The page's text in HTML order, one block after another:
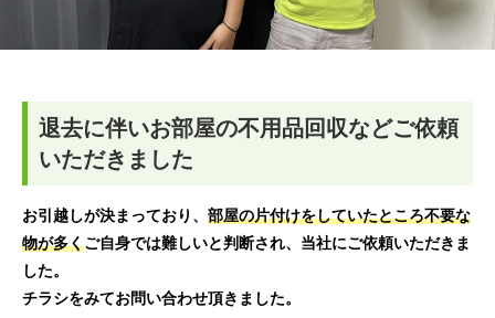
退去に伴いお部屋の不用品回収などご依頼
いただきました
お引越しが決まっており、 部屋の片付けをしていたところ不要な
物が多くご自身では難しいと判断され、当社にご依頼いただきま
した。
チラシをみてお問い合わせ頂きました。